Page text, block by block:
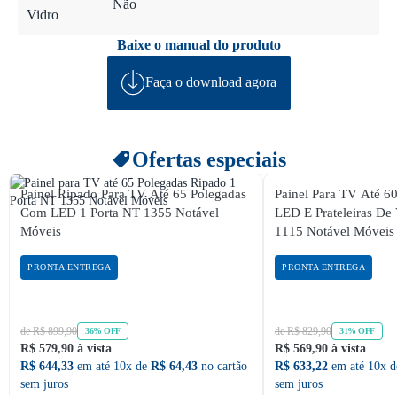
Vidro
Não
Baixe o manual do produto
Faça o download agora
Ofertas especiais
Painel Ripado Para TV Até 65 Polegadas
Com LED 1 Porta NT 1355 Notável
Móveis
PRONTA ENTREGA
de R$ 899,90 36% OFF
R$ 579,90 à vista
R$ 644,33 em até 10x de R$ 64,43 no cartão
sem juros
Painel Para TV Até
LED E Prateleiras
1115 Notável Móveis
PRONTA ENTREGA
de R$ 829,90 31% OFF
R$ 569,90 à vista
R$ 633,22 em até 10x
sem juros